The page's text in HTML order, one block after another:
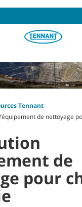
Tennant
de nettoyage
de
pour